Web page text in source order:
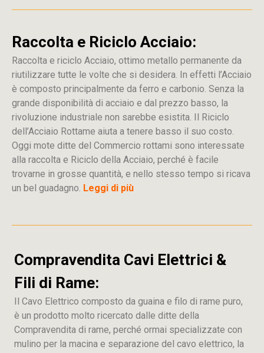
Raccolta e Riciclo Acciaio:
Raccolta e riciclo Acciaio, ottimo metallo permanente da
riutilizzare tutte le volte che si desidera. In effetti l’Acciaio
è composto principalmente da ferro e carbonio. Senza la
grande disponibilità di acciaio e dal prezzo basso, la
rivoluzione industriale non sarebbe esistita. Il Riciclo
dell’Acciaio Rottame aiuta a tenere basso il suo costo.
Oggi mote ditte del Commercio rottami sono interessate
alla raccolta e Riciclo della Acciaio, perché è facile
trovarne in grosse quantità, e nello stesso tempo si ricava
un bel guadagno. Leggi di più
Compravendita Cavi Elettrici &
Fili di Rame:
Il Cavo Elettrico composto da guaina e filo di rame puro,
è un prodotto molto ricercato dalle ditte della
Compravendita di rame, perché ormai specializzate con
mulino per la macina e separazione del cavo elettrico, la